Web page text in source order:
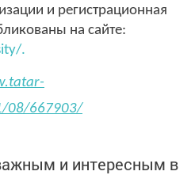
и регистрационная
на сайте:
.
08/667903/
и интересным в